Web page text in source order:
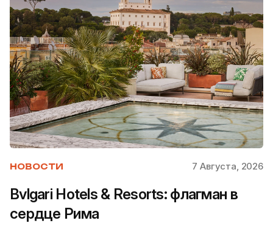
НОВОСТИ 7 Августа, 2026
Bvlgari Hotels & Resorts: флагман в
сердце Рима